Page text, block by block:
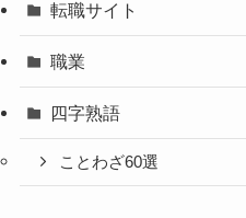
転職サイト
職業
四字熟語
ことわざ60選